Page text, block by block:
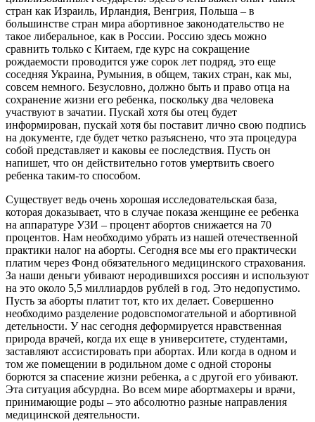
стран как Израиль, Ирландия, Венгрия, Польша – в
большинстве стран мира абортивное законодательство не
такое либеральное, как в России. Россию здесь можно
сравнить только с Китаем, где курс на сокращение
рождаемости проводится уже сорок лет подряд, это еще
соседняя Украина, Румыния, в общем, таких стран, как мы,
совсем немного. Безусловно, должно быть и право отца на
сохранение жизни его ребенка, поскольку два человека
участвуют в зачатии. Пускай хотя бы отец будет
информирован, пускай хотя бы поставит лично свою подпись
на документе, где будет четко разъяснено, что эта процедура
собой представляет и каковы ее последствия. Пусть он
напишет, что он действительно готов умертвить своего
ребенка таким-то способом.
Существует ведь очень хорошая исследовательская база,
которая доказывает, что в случае показа женщине ее ребенка
на аппаратуре УЗИ – процент абортов снижается на 70
процентов. Нам необходимо убрать из нашей отечественной
практики налог на аборты. Сегодня все мы его практически
платим через Фонд обязательного медицинского страхования.
За наши деньги убивают неродившихся россиян и используют
на это около 5,5 миллиардов рублей в год. Это недопустимо.
Пусть за аборты платит тот, кто их делает. Совершенно
необходимо разделение родовспомогательной и абортивной
детельности. У нас сегодня деформируется нравственная
природа врачей, когда их еще в университете, студентами,
заставляют ассистировать при абортах. Или когда в одном и
том же помещении в родильном доме с одной стороны
борются за спасение жизни ребенка, а с другой его убивают.
Эта ситуация абсурдна. Во всем мире абортмахеры и врачи,
принимающие роды – это абсолютно разные направления
медицинской деятельности.